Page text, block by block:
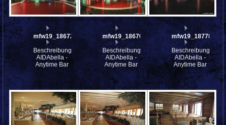
mfw19_186723
Beschreibung:
AIDAbella -
Anytime Bar
mfw19_186706
Beschreibung:
AIDAbella -
Anytime Bar
mfw19_187780
Beschreibung:
AIDAbella -
Anytime Bar